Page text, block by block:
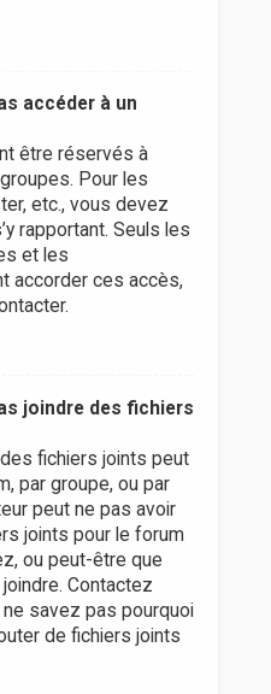
accéder à un
être réservés à
Pour les
etc., vous devez
rapportant. Seuls les
et les
accorder ces accès,
joindre des fichiers
fichiers joints peut
par groupe, ou par
peut ne pas avoir
joints pour le forum
ou peut-être que
Contactez
ne savez pas pourquoi
de fichiers joints